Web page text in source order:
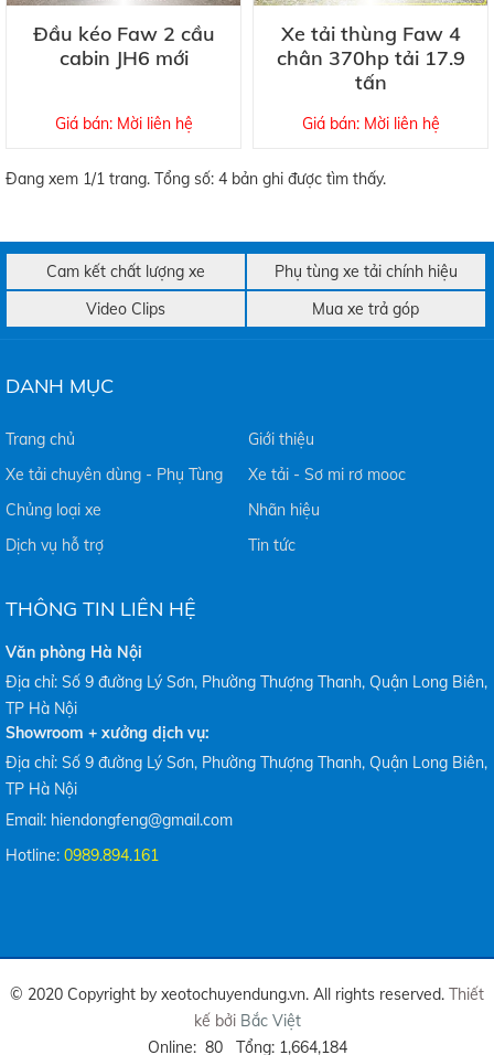
Đầu kéo Faw 2 cầu
cabin JH6 mới
Giá bán: Mời liên hệ
Xe tải thùng Faw 4
chân 370hp tải 17.9
tấn
Giá bán: Mời liên hệ
Đang xem 1/1 trang. Tổng số: 4 bản ghi được tìm thấy.
Cam kết chất lượng xe
Phụ tùng xe tải chính hiệu
Video Clips
Mua xe trả góp
DANH MỤC
Trang chủ
Giới thiệu
Xe tải chuyên dùng - Phụ Tùng
Xe tải - Sơ mi rơ mooc
Chủng loại xe
Nhãn hiệu
Dịch vụ hỗ trợ
Tin tức
THÔNG TIN LIÊN HỆ
Văn phòng Hà Nội
Địa chỉ: Số 9 đường Lý Sơn, Phường Thượng Thanh, Quận Long Biên,
TP Hà Nội
Showroom + xưởng dịch vụ:
Địa chỉ: Số 9 đường Lý Sơn, Phường Thượng Thanh, Quận Long Biên,
TP Hà Nội
Email: hiendongfeng@gmail.com
Hotline: 0989.894.161
© 2020 Copyright by xeotochuyendung.vn. All rights reserved. Thiết
kế bởi Bắc Việt
Online: 80 Tổng: 1,664,184